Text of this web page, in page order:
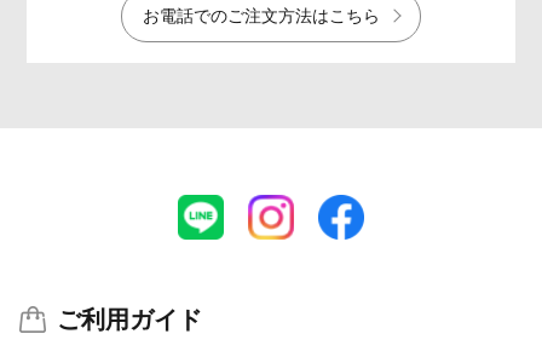
お電話でのご注文方法はこちら
ご利用ガイド